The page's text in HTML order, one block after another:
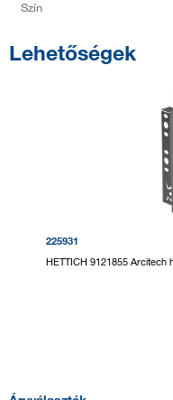
Szín
Lehetőségek
225931
HETTICH 9121855 Arcitech